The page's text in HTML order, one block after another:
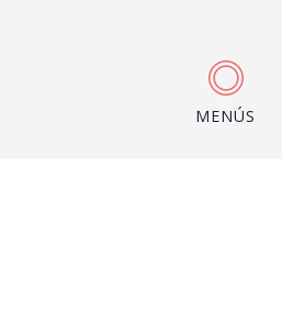
MENÚS